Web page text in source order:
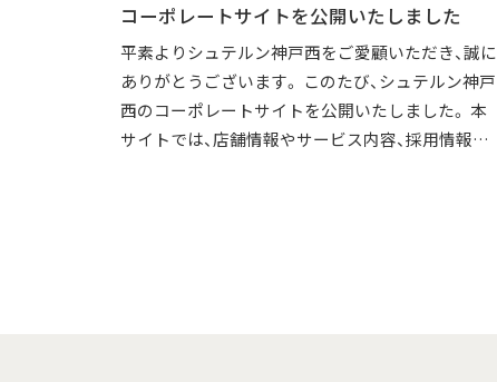
コーポレートサイトを公開いたしました
平素よりシュテルン神戸西をご愛顧いただき、誠に
ありがとうございます。 このたび、シュテルン神戸
西のコーポレートサイトを公開いたしました。 本
サイトでは、店舗情報やサービス内容、採用情報な